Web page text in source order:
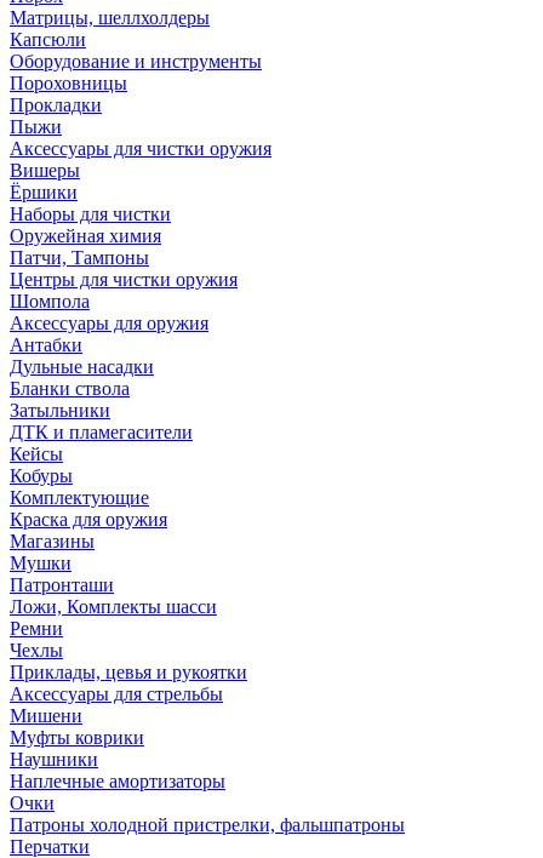
Матрицы, шеллхолдеры
Капсюли
Оборудование и инструменты
Пороховницы
Прокладки
Пыжи
Аксессуары для чистки оружия
Вишеры
Ёршики
Наборы для чистки
Оружейная химия
Патчи, Тампоны
Центры для чистки оружия
Шомпола
Аксессуары для оружия
Антабки
Дульные насадки
Бланки ствола
Затыльники
ДТК и пламегасители
Кейсы
Кобуры
Комплектующие
Краска для оружия
Магазины
Мушки
Патронташи
Ложи, Комплекты шасси
Ремни
Чехлы
Приклады, цевья и рукоятки
Аксессуары для стрельбы
Мишени
Муфты коврики
Наушники
Наплечные амортизаторы
Очки
Патроны холодной пристрелки, фальшпатроны
Перчатки